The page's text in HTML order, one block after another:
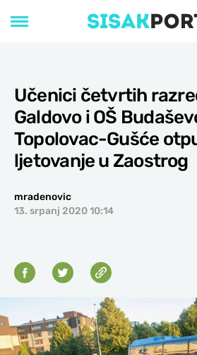
Učenici četvrtih
Galdovo i OŠ
Topolovac-Gušće
ljetovanje u Zaostrog
mradenovic
13. srpanj 2020 10:14